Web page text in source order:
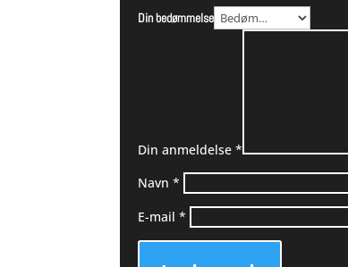
Din bedømmelse
Din anmeldelse*
Navn*
E-mail*